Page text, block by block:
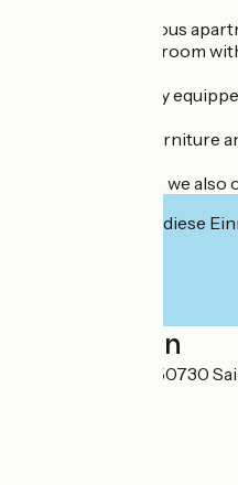
This bright, spacious
well as a large bedroom
The kitchen is fully
Outside, garden furniture
Upon reservation, we
Interessiert Sie diese
Localisation
54 rue Lecroisey 50730